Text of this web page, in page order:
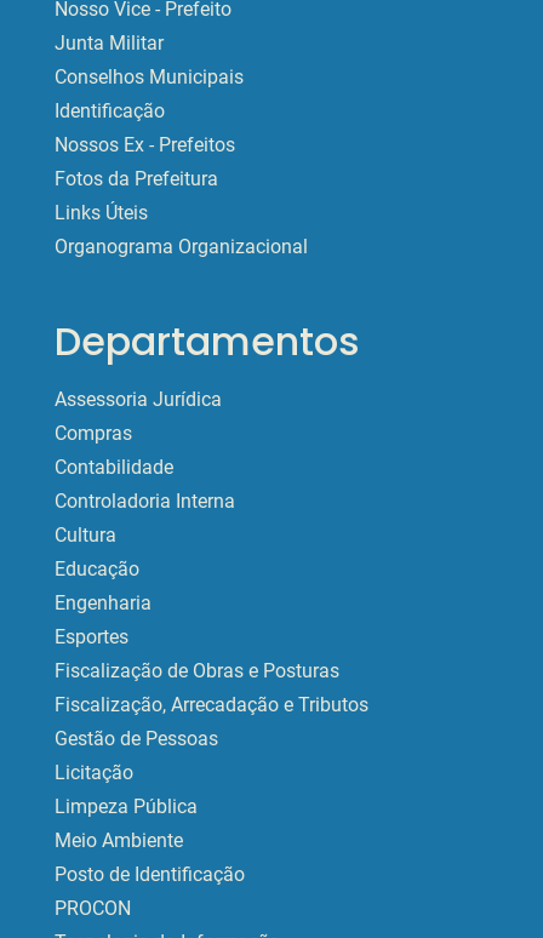
Nosso Vice - Prefeito
Junta Militar
Conselhos Municipais
Identificação
Nossos Ex - Prefeitos
Fotos da Prefeitura
Links Úteis
Organograma Organizacional
Departamentos
Assessoria Jurídica
Compras
Contabilidade
Controladoria Interna
Cultura
Educação
Engenharia
Esportes
Fiscalização de Obras e Posturas
Fiscalização, Arrecadação e Tributos
Gestão de Pessoas
Licitação
Limpeza Pública
Meio Ambiente
Posto de Identificação
PROCON